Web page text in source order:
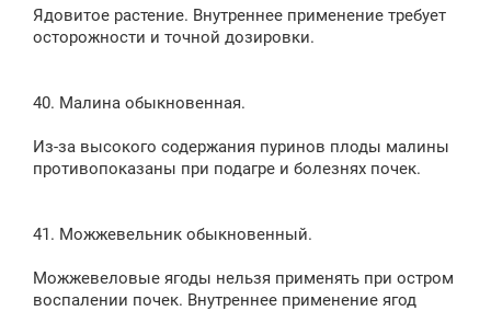
Ядовитое растение. Внутреннее применение требует
осторожности и точной дозировки.
40. Малина обыкновенная.
Из-за высокого содержания пуринов плоды малины
противопоказаны при подагре и болезнях почек.
41. Можжевельник обыкновенный.
Можжевеловые ягоды нельзя применять при остром
воспалении почек. Внутреннее применение ягод